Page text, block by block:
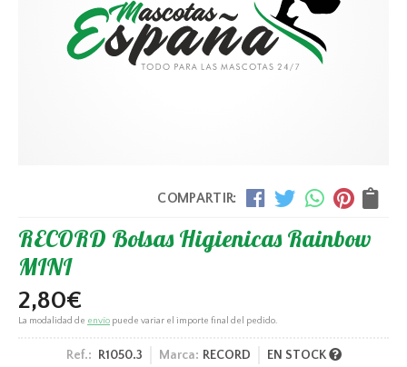
COMPARTIR:
RECORD Bolsas Higienicas Rainbow
MINI
2,80€
La modalidad de envío puede variar el importe final del pedido.
Ref.: R1050.3 Marca: RECORD EN STOCK